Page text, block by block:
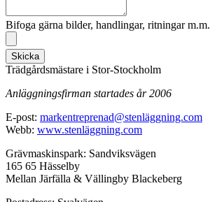
Bifoga gärna bilder, handlingar, ritningar m.m.
Skicka
Trädgårdsmästare i Stor-Stockholm
Anläggningsfirman startades år 2006
E-post: markentreprenad@stenläggning.com
Webb: www.stenläggning.com
Grävmaskinspark: Sandviksvägen
165 65 Hässelby
Mellan Järfälla & Vällingby Blackeberg